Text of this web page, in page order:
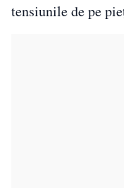
tensiunile de pe